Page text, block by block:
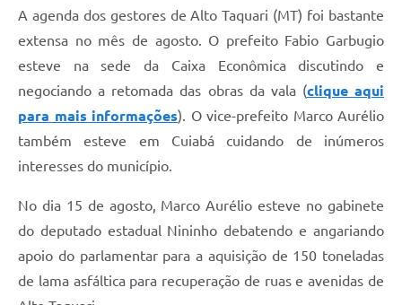
A agenda dos gestores de Alto Taquari (MT) foi bastante
extensa no mês de agosto. O prefeito Fabio Garbugio
esteve na sede da Caixa Econômica discutindo e
negociando a retomada das obras da vala (clique aqui
para mais informações). O vice-prefeito Marco Aurélio
também esteve em Cuiabá cuidando de inúmeros
interesses do município.
No dia 15 de agosto, Marco Aurélio esteve no gabinete
do deputado estadual Nininho debatendo e angariando
apoio do parlamentar para a aquisição de 150 toneladas
de lama asfáltica para recuperação de ruas e avenidas de